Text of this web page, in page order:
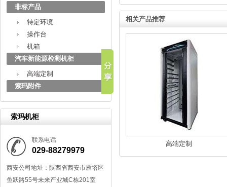
非标产品
特定环境
操作台
机箱
汽车新能源检测机柜
高端定制
索玛附件
索玛机柜
联系电话
029-88279979
西安公司地址：陕西省西安市雁塔区
鱼跃路55号未来产业城C栋201室
相关产品推荐
高端定制